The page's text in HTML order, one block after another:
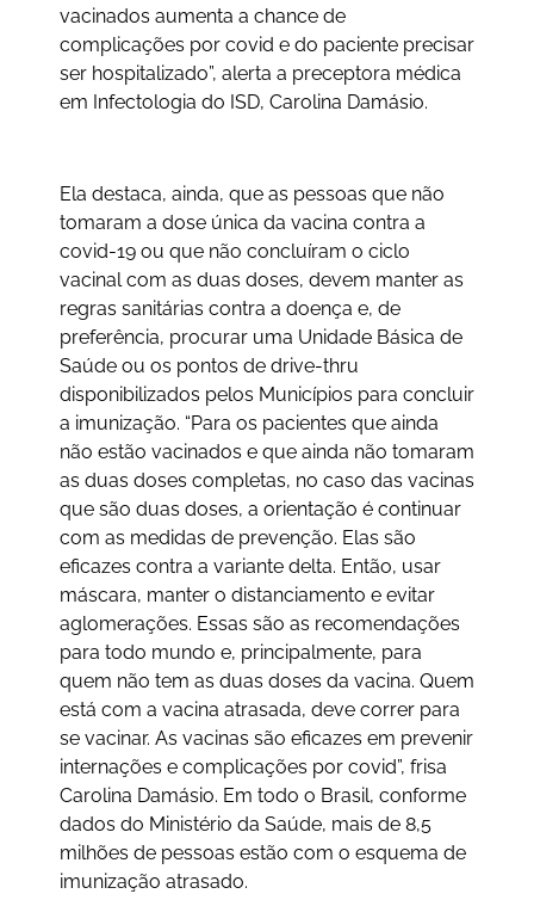
vacinados aumenta a chance de
complicações por covid e do paciente precisar
ser hospitalizado”, alerta a preceptora médica
em Infectologia do ISD, Carolina Damásio.
Ela destaca, ainda, que as pessoas que não
tomaram a dose única da vacina contra a
covid-19 ou que não concluíram o ciclo
vacinal com as duas doses, devem manter as
regras sanitárias contra a doença e, de
preferência, procurar uma Unidade Básica de
Saúde ou os pontos de drive-thru
disponibilizados pelos Municípios para concluir
a imunização. “Para os pacientes que ainda
não estão vacinados e que ainda não tomaram
as duas doses completas, no caso das vacinas
que são duas doses, a orientação é continuar
com as medidas de prevenção. Elas são
eficazes contra a variante delta. Então, usar
máscara, manter o distanciamento e evitar
aglomerações. Essas são as recomendações
para todo mundo e, principalmente, para
quem não tem as duas doses da vacina. Quem
está com a vacina atrasada, deve correr para
se vacinar. As vacinas são eficazes em prevenir
internações e complicações por covid”, frisa
Carolina Damásio. Em todo o Brasil, conforme
dados do Ministério da Saúde, mais de 8,5
milhões de pessoas estão com o esquema de
imunização atrasado.